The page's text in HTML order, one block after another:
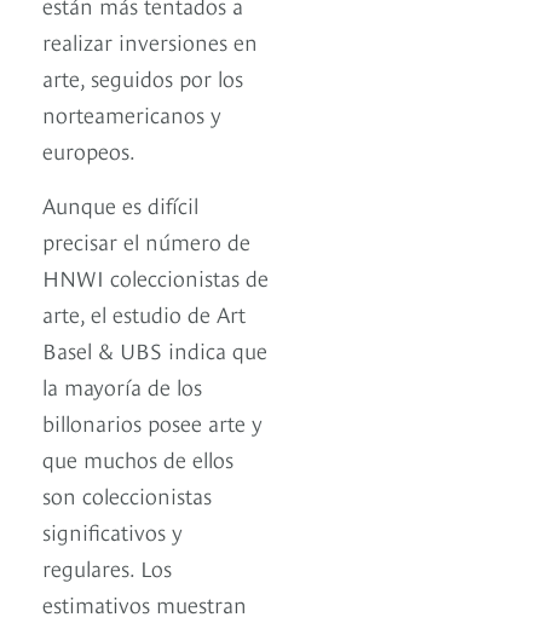
realizar inversiones en
arte, seguidos por los
norteamericanos y
europeos.
Aunque es difícil
precisar el número de
HNWI coleccionistas de
arte, el estudio de Art
Basel & UBS indica que
la mayoría de los
billonarios posee arte y
que muchos de ellos
son coleccionistas
significativos y
regulares. Los
estimativos muestran